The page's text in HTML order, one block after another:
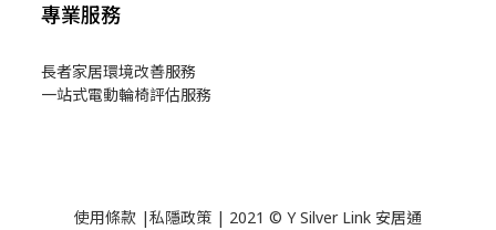
專業服務
長者家居環境改善服務
一站式電動輪椅評估服務
使用條款 |私隱政策 | 2021 © Y Silver Link 安居通